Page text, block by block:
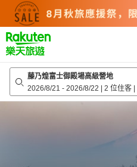
top
page
藤乃煌富士御殿場高級營地
2026/8/21 - 2026/8/22 | 2 位住客 |